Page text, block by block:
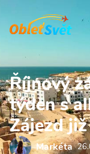
Říjnový
týden s
Zájezd
Markéta